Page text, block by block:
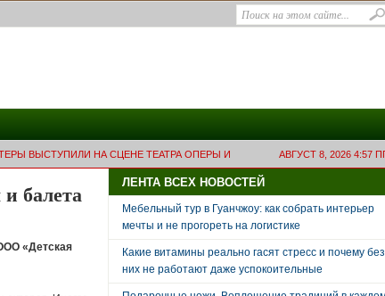
АВГУСТ 8, 2026 4:57
ВЫСТУПИЛИ НА СЦЕНЕ ТЕАТРА ОПЕРЫ И
балета
«Детская
ЛЕНТА ВСЕХ НОВОСТЕЙ
Мебельный тур в Гуанчжоу: как собрать интерьер
мечты и не прогореть на логистике
Какие витамины реально гасят стресс и почему без
них не работают даже успокоительные